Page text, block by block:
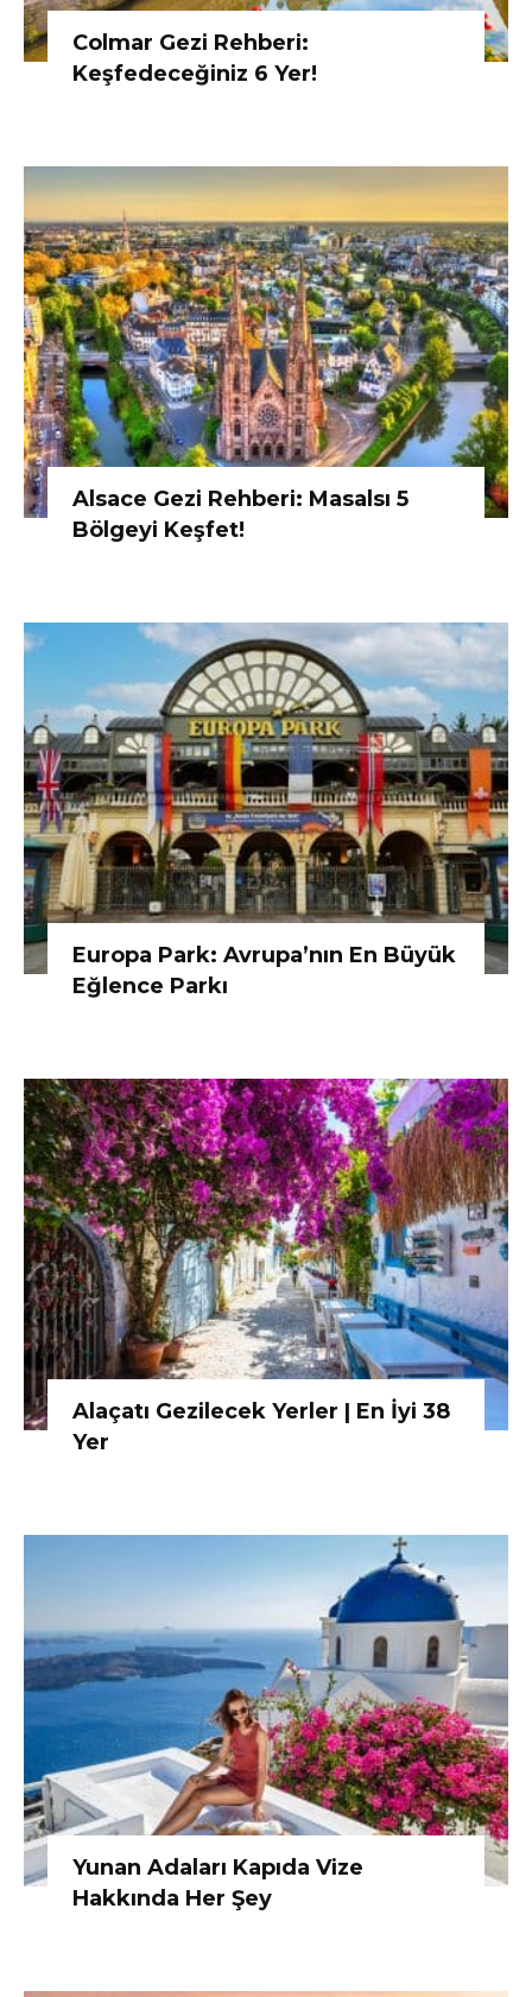
Colmar Gezi Rehberi:
Keşfedeceğiniz 6 Yer!
Alsace Gezi Rehberi: Masalsı 5
Bölgeyi Keşfet!
Europa Park: Avrupa’nın En Büyük
Eğlence Parkı
Alaçatı Gezilecek Yerler | En İyi 38
Yer
Yunan Adaları Kapıda Vize
Hakkında Her Şey